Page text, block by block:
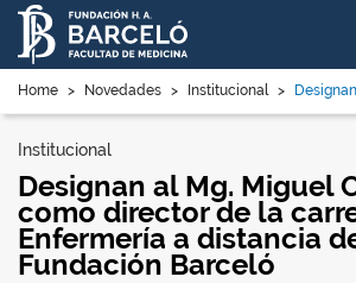
Home > Novedades > Institucional >
Institucional
Designan al Mg. Miguel
como director de la
Enfermería a distancia
Fundación Barceló